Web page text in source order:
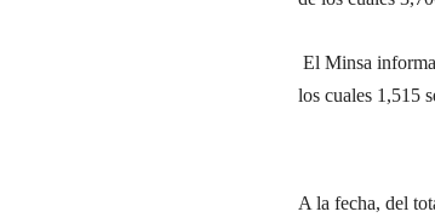
El Minsa
los cuales 1,515
A la fecha, del